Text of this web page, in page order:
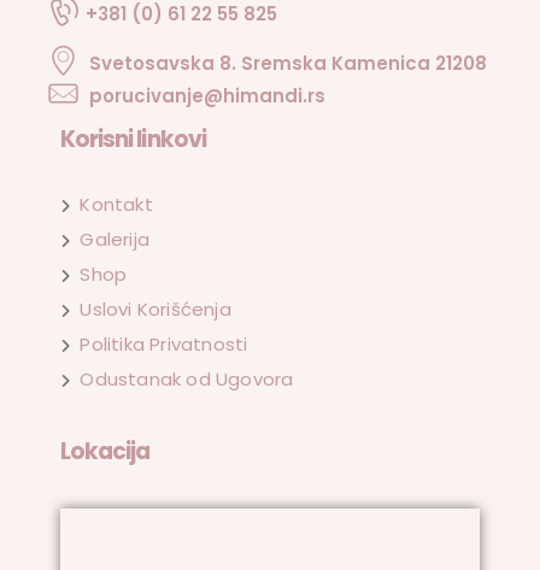
+381 (0) 61 22 55 825
Svetosavska 8. Sremska Kamenica 21208
porucivanje@himandi.rs
Korisni linkovi
Kontakt
Galerija
Shop
Uslovi Korišćenja
Politika Privatnosti
Odustanak od Ugovora
Lokacija